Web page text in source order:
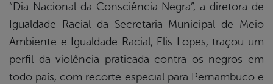
“Dia Nacional da Consciência Negra”, a diretora de
Igualdade Racial da Secretaria Municipal de Meio
Ambiente e Igualdade Racial, Elis Lopes, traçou um
perfil da violência praticada contra os negros em
todo país, com recorte especial para Pernambuco e